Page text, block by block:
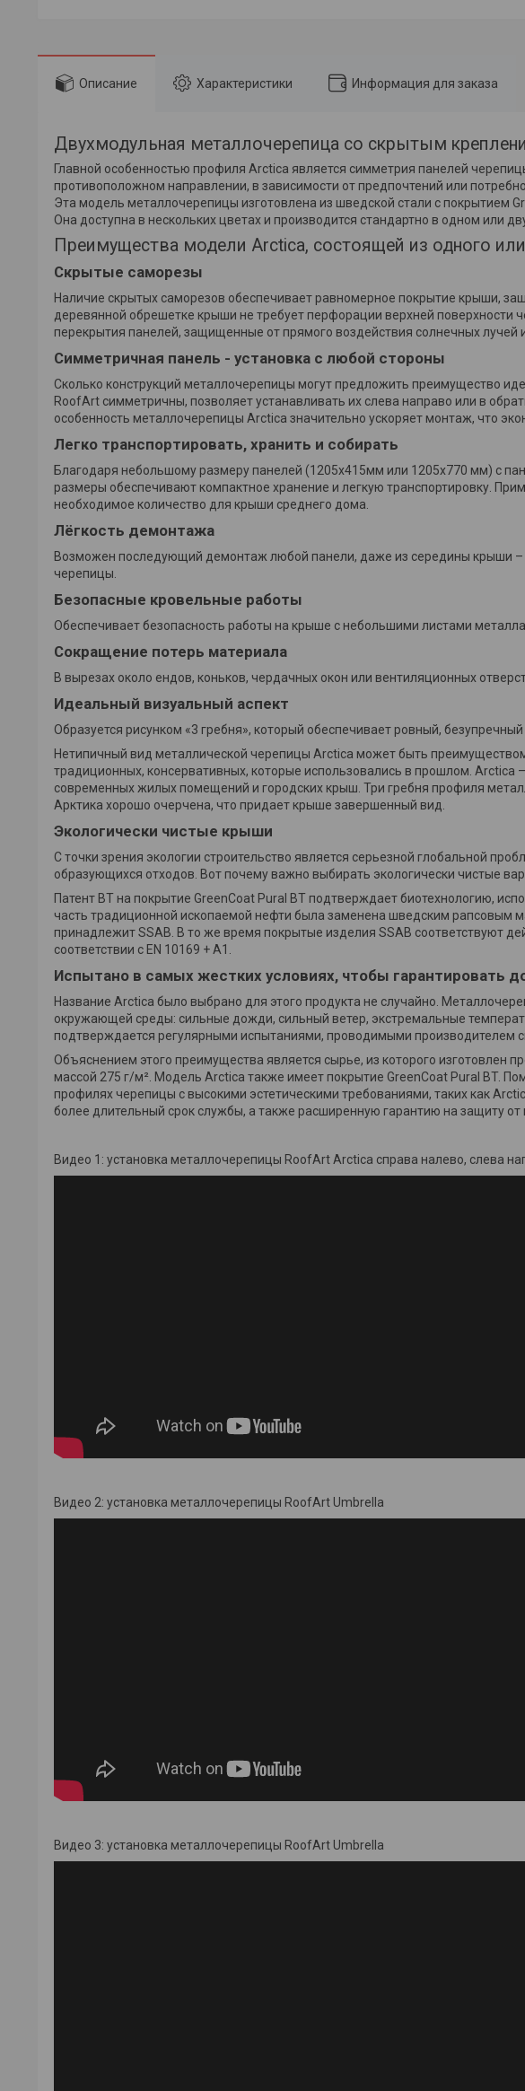
Описание Характеристики Информация для заказа
Двухмодульная металлочерепица со скрытым
Главной особенностью профиля Arctica является симметрия панелей
противоположном направлении, в зависимости от предпочтений или
Эта модель металлочерепицы изготовлена из шведской стали с покрытием
Она доступна в нескольких цветах и производится стандартно в одном или
Преимущества модели Arctica, состоящей из одного
Скрытые саморезы
Наличие скрытых саморезов обеспечивает равномерное покрытие крыши,
деревянной обрешетке крыши не требует перфорации верхней
перекрытия панелей, защищенные от прямого воздействия солнечных
Симметричная панель - установка с любой стороны
Сколько конструкций металлочерепицы могут предложить преимущество
RoofArt симметричны, позволяет устанавливать их слева направо или в
особенность металлочерепицы Arctica значительно ускоряет монтаж, что
Легко транспортировать, хранить и собирать
Благодаря небольшому размеру панелей (1205x415мм или 1205x770 мм) с
размеры обеспечивают компактное хранение и легкую транспортировку.
необходимое количество для крыши среднего дома.
Лёгкость демонтажа
Возможен последующий демонтаж любой панели, даже из середины крыши –
черепицы.
Безопасные кровельные работы
Обеспечивает безопасность работы на крыше с небольшими листами
Сокращение потерь материала
В вырезах около ендов, коньков, чердачных окон или вентиляционных
Идеальный визуальный аспект
Образуется рисунком «3 гребня», который обеспечивает ровный,
Нетипичный вид металлической черепицы Arctica может быть
традиционных, консервативных, которые использовались в прошлом.
современных жилых помещений и городских крыш. Три гребня профиля
Арктика хорошо очерчена, что придает крыше завершенный вид.
Экологически чистые крыши
С точки зрения экологии строительство является серьезной глобальной
образующихся отходов. Вот почему важно выбирать экологически чистые
Патент BT на покрытие GreenCoat Pural BT подтверждает биотехнологию,
часть традиционной ископаемой нефти была заменена шведским рапсовым
принадлежит SSAB. В то же время покрытые изделия SSAB соответствуют
соответствии с EN 10169 + A1.
Испытано в самых жестких условиях, чтобы гарантировать
Название Arctica было выбрано для этого продукта не случайно.
окружающей среды: сильные дожди, сильный ветер, экстремальные
подтверждается регулярными испытаниями, проводимыми производителем
Объяснением этого преимущества является сырье, из которого изготовлен
массой 275 г/м². Модель Arctica также имеет покрытие GreenCoat Pural BT.
профилях черепицы с высокими эстетическими требованиями, таких как
более длительный срок службы, а также расширенную гарантию на защиту от
Видео 1: установка металлочерепицы RoofArt Arctica справа налево, слева
Видео 2: установка металлочерепицы RoofArt Umbrella
Видео 3: установка металлочерепицы RoofArt Umbrella